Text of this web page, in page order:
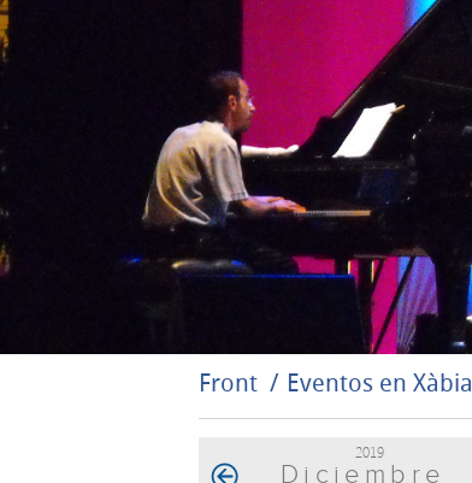
Front Eventos en Xàbia
2019
Diciembre